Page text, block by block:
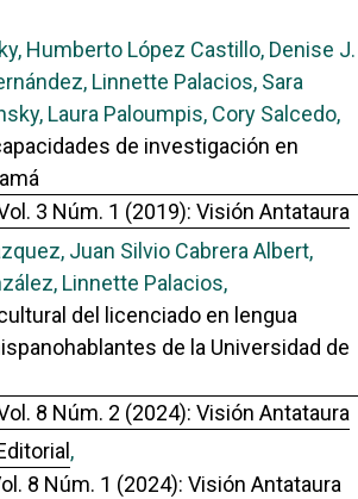
Humberto López Castillo, Denise J.
Linnette Palacios, Sara
Laura Paloumpis, Cory Salcedo,
de investigación en
3 Núm. 1 (2019): Visión Antataura
Juan Silvio Cabrera Albert,
Linnette Palacios,
del licenciado en lengua
de la Universidad de
8 Núm. 2 (2024): Visión Antataura
,
8 Núm. 1 (2024): Visión Antataura